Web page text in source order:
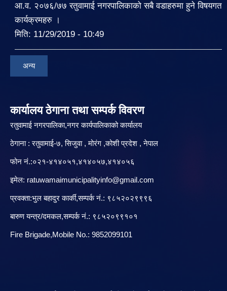
आ.व. २०७६/७७ रतुवामाई नगरपालिकाको सबै वडाहरुमा हुने विषयगत
कार्यक्रमहरु ।
मिति: 11/29/2019 - 10:49
अन्य
कार्यालय ठेगाना तथा सम्पर्क विवरण
रतुवामाई नगरपालिका,नगर कार्यपालिकाको कार्यालय
ठेगाना : रतुवामाई-७, सिजुवा , मोरंग ,कोशी प्रदेश , नेपाल
फोन नं.:०२१-४१४०५१,४१४०५७,४१४०५६
इमेल: ratuwamaimunicipalityinfo@gmail.com
प्रवक्ता:भुल बहादुर कार्की,सम्पर्क नं.: ९८५२०२९९९६
बारु‌ण यन्त्र/दमकल,सम्पर्क नं.: ९८५२०९९१०१
Fire Brigade,Mobile No.: 9852099101